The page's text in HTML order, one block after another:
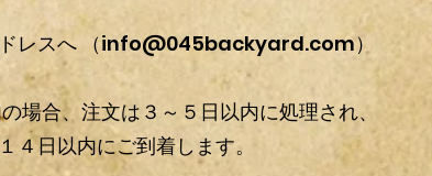
スへ （info@045backyard.com）
文は３～５日以内に処理され、
到着します。